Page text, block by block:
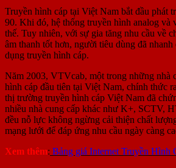
Truyền hình cáp tại Việt Nam bắt đầu phát
90. Khi đó, hệ thống truyền hình analog và
thế. Tuy nhiên, với sự gia tăng nhu cầu về
âm thanh tốt hơn, người tiêu dùng đã nhanh
dụng truyền hình cáp.
Năm 2003, VTVcab, một trong những nhà
hình cáp đầu tiên tại Việt Nam, chính thức
thị trường truyền hình cáp Việt Nam đã
nhiều nhà cung cấp khác như K+, SCTV,
đều nỗ lực không ngừng cải thiện chất
mạng lưới để đáp ứng nhu cầu ngày càng
Xem thêm: Bảng giá Internet Truyền Hình